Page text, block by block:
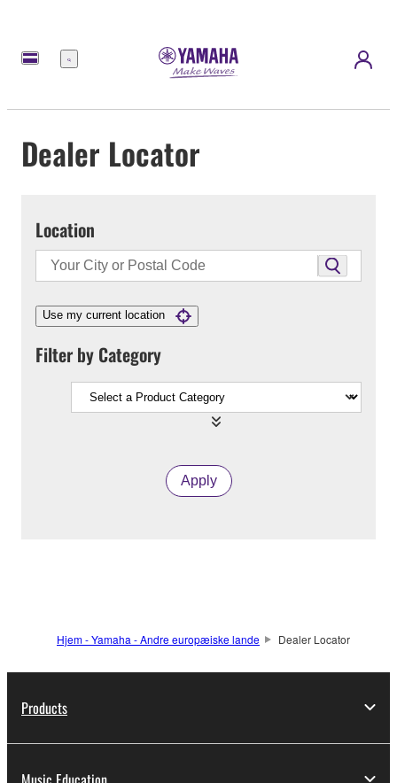
Menu
Dealer Locator
Location
Use my current location
Filter by Category
Apply
Hjem - Yamaha - Andre europæiske lande Dealer Locator
Products